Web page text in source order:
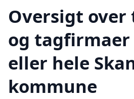
Oversigt over
og
eller hele
kommune